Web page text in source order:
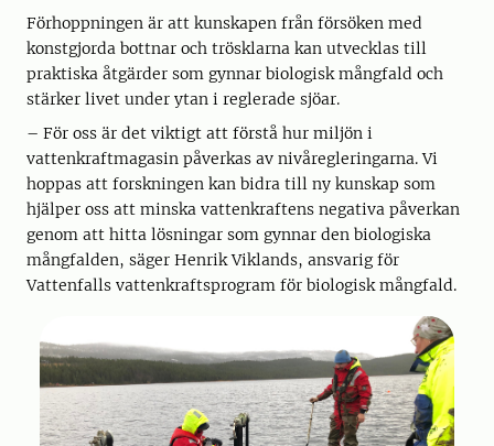
Förhoppningen är att kunskapen från försöken med
konstgjorda bottnar och trösklarna kan utvecklas till
praktiska åtgärder som gynnar biologisk mångfald och
stärker livet under ytan i reglerade sjöar.
– För oss är det viktigt att förstå hur miljön i
vattenkraftmagasin påverkas av nivåregleringarna. Vi
hoppas att forskningen kan bidra till ny kunskap som
hjälper oss att minska vattenkraftens negativa påverkan
genom att hitta lösningar som gynnar den biologiska
mångfalden, säger Henrik Viklands, ansvarig för
Vattenfalls vattenkraftsprogram för biologisk mångfald.